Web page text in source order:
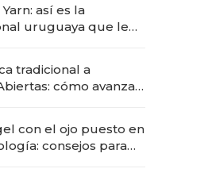
y prepara apertura
así es la
uruguaya que le
tradicional a
cómo avanza
con el ojo puesto en
consejos para